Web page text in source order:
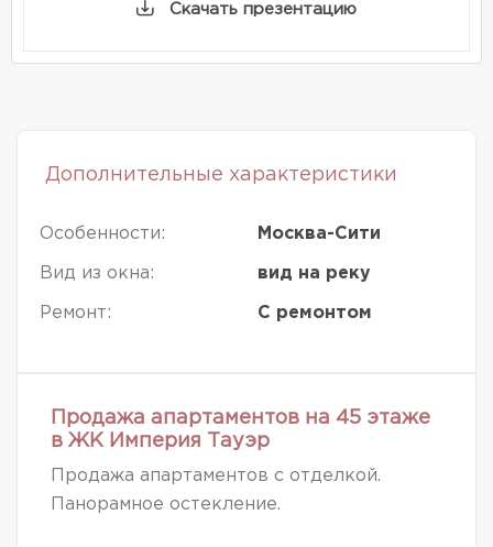
Скачать презентацию
Дополнительные характеристики
Особенности: Москва-Сити
Вид из окна: вид на реку
Ремонт: С ремонтом
Продажа апартаментов на 45 этаже
в ЖК Империя Тауэр
Продажа апартаментов с отделкой.
Панорамное остекление.